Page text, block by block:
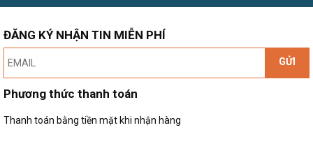
ĐĂNG KÝ NHẬN TIN MIỄN PHÍ
GỬI
Phương thức thanh toán
Thanh toán bằng tiền mặt khi nhận hàng